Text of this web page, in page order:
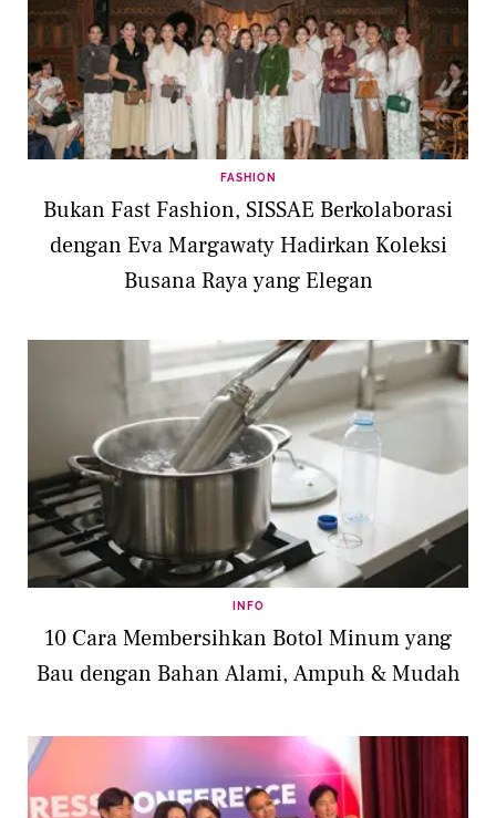
FASHION
Bukan Fast Fashion, SISSAE Berkolaborasi
dengan Eva Margawaty Hadirkan Koleksi
Busana Raya yang Elegan
INFO
10 Cara Membersihkan Botol Minum yang
Bau dengan Bahan Alami, Ampuh & Mudah